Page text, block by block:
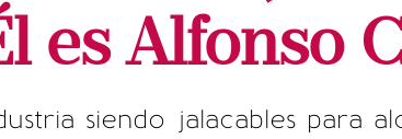
es Alfonso
siendo jalacables para